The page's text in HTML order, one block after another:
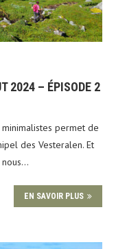
2024 – ÉPISODE 2
permet de
des Vesteralen. Et
nous…
EN SAVOIR PLUS